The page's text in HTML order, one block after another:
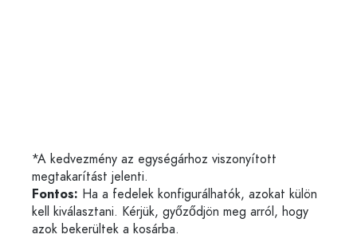
*A kedvezmény az egységárhoz viszonyított
megtakarítást jelenti.
Fontos: Ha a fedelek konfigurálhatók, azokat külön
kell kiválasztani. Kérjük, győződjön meg arról, hogy
azok bekerültek a kosárba.